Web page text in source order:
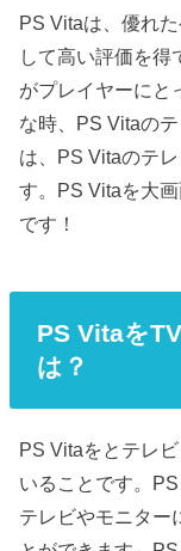
PS Vitaは、優れ
して高い評価を得
がプレイヤーにと
な時、PS Vitaの
は、PS Vitaのテ
す。PS Vitaを大
です！
PS Vitaを
は？
PS Vitaをとテレ
いることです。
テレビやモニター